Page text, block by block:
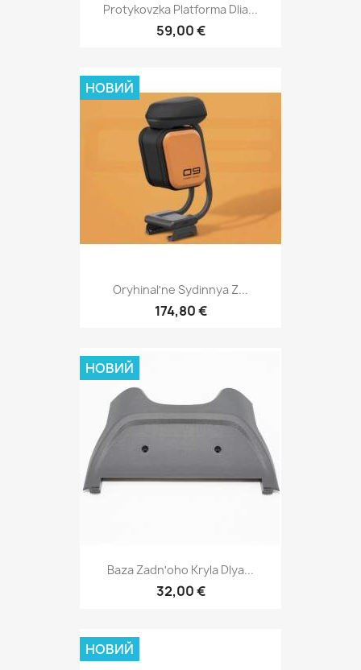
Protykovzka Platforma Dlia...
59,00 €
Oryhinalʹne Sydinnya Z...
174,80 €
НОВИЙ
Baza Zadnʹoho Kryla Dlya...
32,00 €
НОВИЙ
НОВИЙ